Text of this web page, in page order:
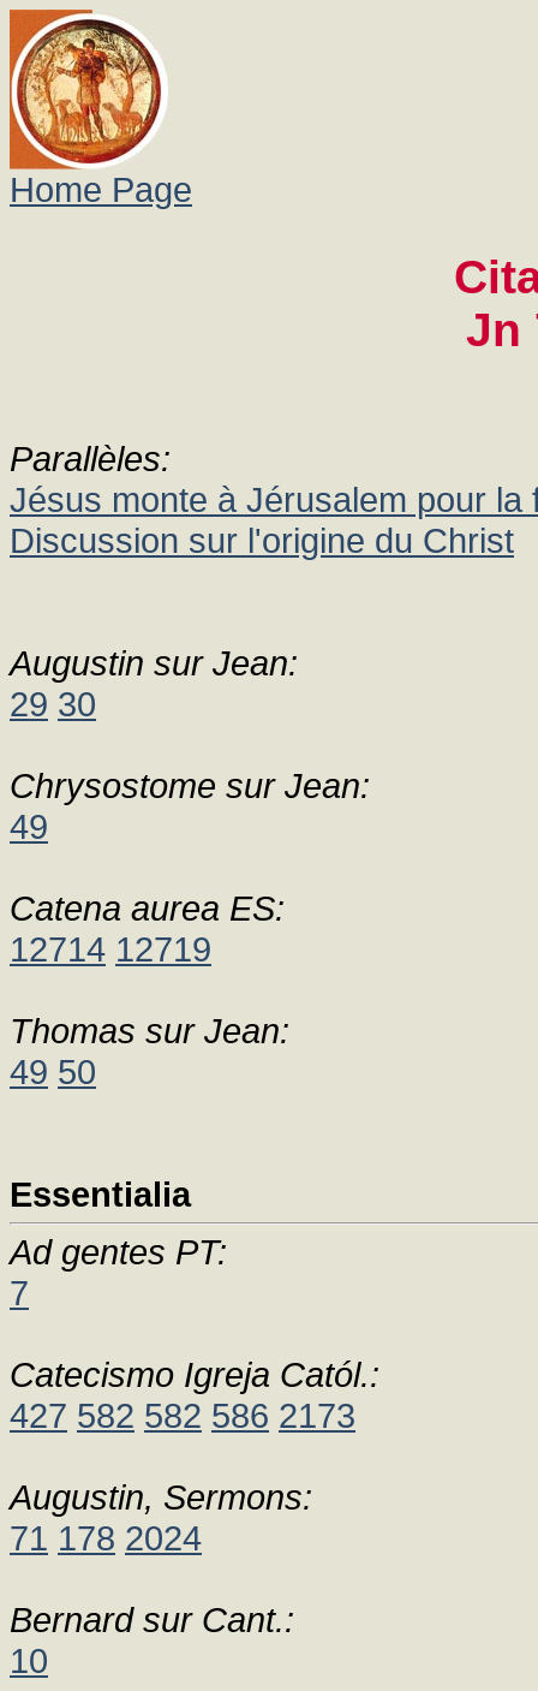
Home Page
Jn
Parallèles:
Jésus monte à Jérusalem pour la
Discussion sur l'origine du Christ
Augustin sur Jean:
29 30
Chrysostome sur Jean:
49
Catena aurea ES:
12714 12719
Thomas sur Jean:
49 50
Essentialia
Ad gentes PT:
7
Catecismo Igreja Catól.:
427 582 582 586 2173
Augustin, Sermons:
71 178 2024
Bernard sur Cant.:
10